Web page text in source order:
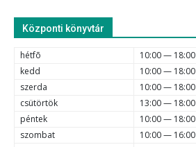
Központi könyvtár
hétfõ
10:00 — 18:00
kedd
10:00 — 18:00
szerda
10:00 — 18:00
csütörtök
13:00 — 18:00
péntek
10:00 — 18:00
szombat
10:00 — 16:00